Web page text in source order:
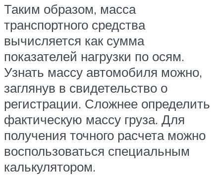
Таким образом, масса
транспортного средства
вычисляется как сумма
показателей нагрузки по осям.
Узнать массу автомобиля можно,
заглянув в свидетельство о
регистрации. Сложнее определить
фактическую массу груза. Для
получения точного расчета можно
воспользоваться специальным
калькулятором.